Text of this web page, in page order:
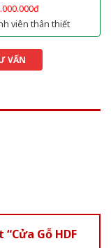
viên thân thiết
VẤN
Gỗ HDF